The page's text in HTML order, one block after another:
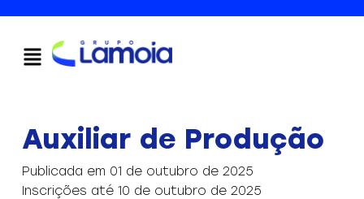
Auxiliar de Produção
Publicada em 01 de outubro de 2025
Inscrições até 10 de outubro de 2025